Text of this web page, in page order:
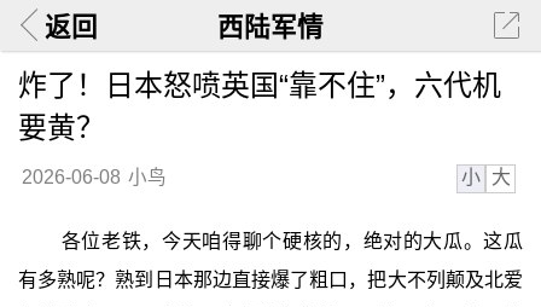
返回 西陆军情
炸了！日本怒喷英国“靠不住”，六代机
要黄？
2026-06-08 小鸟 小 大
各位老铁，今天咱得聊个硬核的，绝对的大瓜。这瓜
有多熟呢？熟到日本那边直接爆了粗口，把大不列颠及北爱